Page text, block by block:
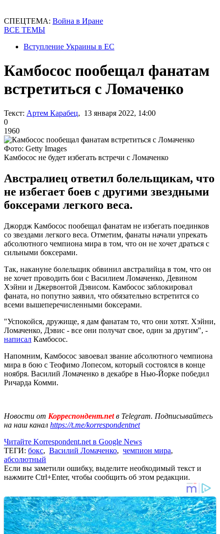
СПЕЦТЕМА: Война в Иране
ВСЕ ТЕМЫ
Вступление Украины в ЕС
Камбосос пообещал фанатам
встретиться с Ломаченко
Текст: Артем Карабец, 13 января 2022, 14:00
0
1960
Фото: Getty Images
Камбосос не будет избегать встречи с Ломаченко
Австралиец ответил болельщикам, что
не избегает боев с другими звездными
боксерами легкого веса.
Джордж Камбосос пообещал фанатам не избегать поединков
со звездами легкого веса. Отметим, фанаты начали упрекать
абсолютного чемпиона мира в том, что он не хочет драться с
сильными боксерами.
Так, накануне болельщик обвинил австралийца в том, что он
не хочет проводить бои с Василием Ломаченко, Девином
Хэйни и Джервонтой Дэвисом. Камбосос заблокировал
фаната, но попутно заявил, что обязательно встретится со
всеми вышеперечисленными боксерами.
"Успокойся, дружище, я дам фанатам то, что они хотят. Хэйни,
Ломаченко, Дэвис - все они получат свое, один за другим", -
написал Камбосос.
Напомним, Камбосос завоевал звание абсолютного чемпиона
мира в бою с Теофимо Лопесом, который состоялся в конце
ноября. Василий Ломаченко в декабре в Нью-Йорке победил
Ричарда Комми.
Новости от Корреспондент.netв Telegram. Подписывайтесь
на наш канал https://t.me/korrespondentnet
Читайте Korrespondent.net в Google News
ТЕГИ: бокс, Василий Ломаченко, чемпион мира,
абсолютный
Если вы заметили ошибку, выделите необходимый текст и
нажмите Ctrl+Enter, чтобы сообщить об этом редакции.